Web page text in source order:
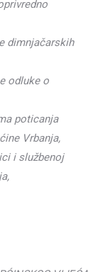
dimnjačarskih
odluke o
poticanja
Vrbanja,
i službenoj